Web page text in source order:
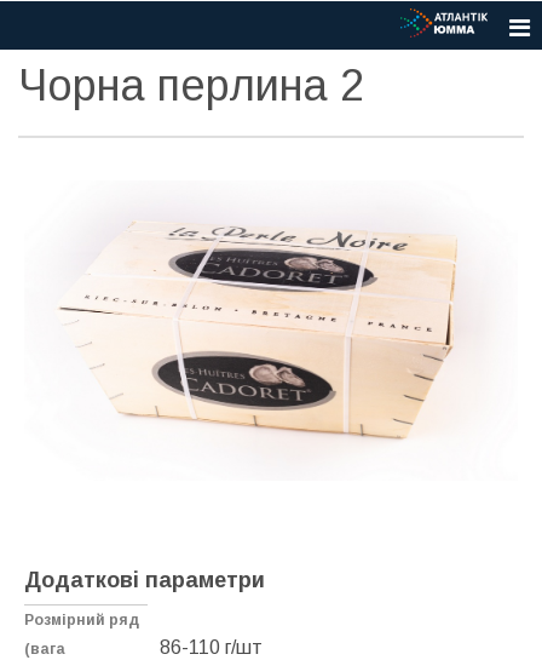
Чорна перлина 2
Додаткові параметри
Розмірний ряд
(вага
86-110 г/шт